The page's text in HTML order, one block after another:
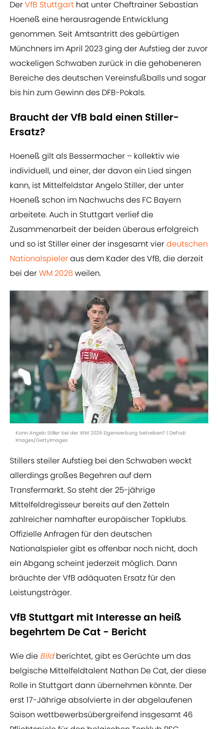
DerVfB Stuttgart hat unter Cheftrainer Sebastian
Hoeneß eine herausragende Entwicklung
genommen. Seit Amtsantritt des gebürtigen
Münchners im April 2023 ging der Aufstieg der zuvor
wackeligen Schwaben zurück in die gehobeneren
Bereiche des deutschen Vereinsfußballs und sogar
bis hin zum Gewinn des DFB-Pokals.
Braucht der VfB bald einen Stiller-
Ersatz?
Hoeneß gilt als Bessermacher – kollektiv wie
individuell, und einer, der davon ein Lied singen
kann, ist Mittelfeldstar Angelo Stiller, der unter
Hoeneß schon im Nachwuchs des FC Bayern
arbeitete. Auch in Stuttgart verlief die
Zusammenarbeit der beiden überaus erfolgreich
und so ist Stiller einer der insgesamt vierdeutschen
Nationalspieleraus dem Kader des VfB, die derzeit
bei derWM 2026 weilen.
Kann Angelo Stiller bei der WM 2026 Eigenwerbung betreiben? | DeFodi
Images/GettyImages
Stillers steiler Aufstieg bei den Schwaben weckt
allerdings großes Begehren auf dem
Transfermarkt. So steht der 25-jährige
Mittelfeldregisseur bereits auf den Zetteln
zahlreicher namhafter europäischer Topklubs.
Offizielle Anfragen für den deutschen
Nationalspieler gibt es offenbar noch nicht, doch
ein Abgang scheint jederzeit möglich. Dann
bräuchte der VfB adäquaten Ersatz für den
Leistungsträger.
VfB Stuttgart mit Interesse an heiß
begehrtem De Cat - Bericht
Wie die Bildberichtet, gibt es Gerüchte um das
belgische Mittelfeldtalent Nathan De Cat, der diese
Rolle in Stuttgart dann übernehmen könnte. Der
erst 17-Jährige absolvierte in der abgelaufenen
Saison wettbewerbsübergreifend insgesamt 46